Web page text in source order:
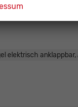
elektrisch